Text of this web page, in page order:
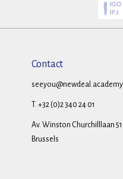
Contact
seeyou@newdeal.academy
T. +32 (0)2 340 24 01
Av. Winston Churchilllaan 51
Brussels